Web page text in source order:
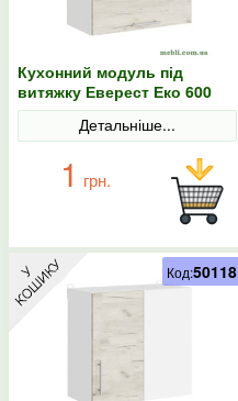
Кухонний модуль під
витяжку Еверест Еко 600
дуб крафт білий/білий
60х30х28Детальніше...
1 грн.
Код:50118